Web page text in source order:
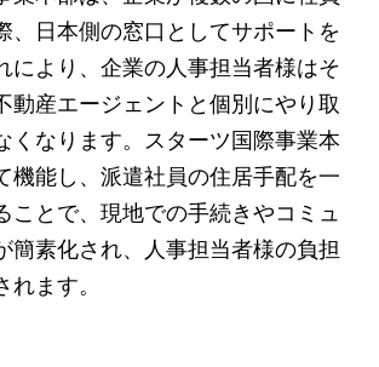
、日本側の窓口としてサポートを
により、企業の人事担当者様はそ
動産エージェントと個別にやり取
くなります。スターツ国際事業本
機能し、派遣社員の住居手配を一
ことで、現地での手続きやコミュ
簡素化され、人事担当者様の負担
れます。